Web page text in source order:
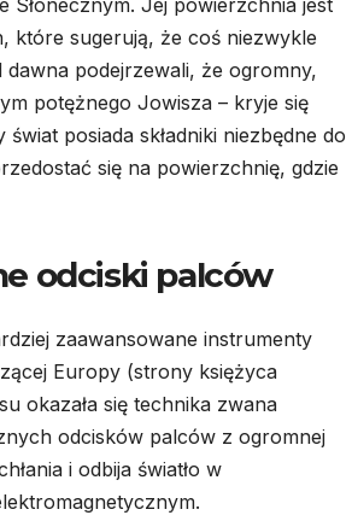
Słonecznym. Jej powierzchnia jest
które sugerują, że coś niezwykle
dawna podejrzewali, że ogromny,
potężnego Jowisza – kryje się
posiada składniki niezbędne do
się na powierzchnię, gdzie
odciski palców
zaawansowane instrumenty
Europy (strony księżyca
okazała się technika zwana
odcisków palców z ogromnej
i odbija światło w